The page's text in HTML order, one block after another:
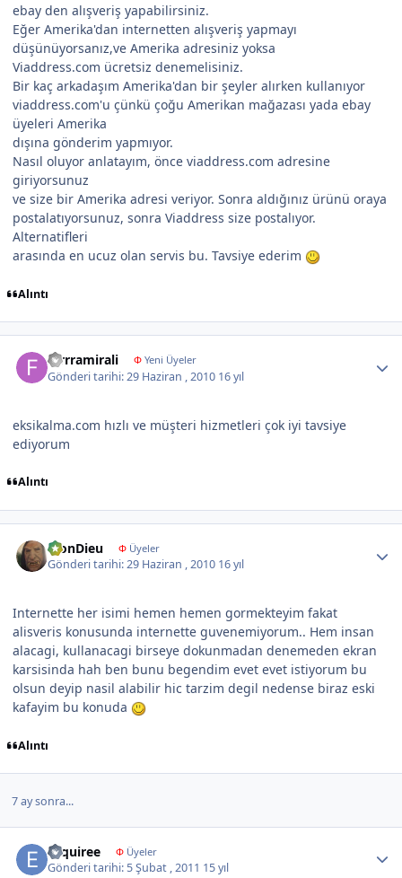
ebay den alışveriş yapabilirsiniz.
Eğer Amerika'dan internetten alışveriş yapmayı
düşünüyorsanız,ve Amerika adresiniz yoksa
Viaddress.com ücretsiz denemelisiniz.
Bir kaç arkadaşım Amerika'dan bir şeyler alırken kullanıyor
viaddress.com'u çünkü çoğu Amerikan mağazası yada ebay
üyeleri Amerika
dışına gönderim yapmıyor.
Nasıl oluyor anlatayım, önce viaddress.com adresine
giriyorsunuz
ve size bir Amerika adresi veriyor. Sonra aldığınız ürünü oraya
postalatıyorsunuz, sonra Viaddress size postalıyor.
Alternatifleri
arasında en ucuz olan servis bu. Tavsiye ederim
Alıntı
farrramirali ΦYeni Üyeler
Gönderi tarihi:29 Haziran , 2010 16 yıl
eksikalma.com hızlı ve müşteri hizmetleri çok iyi tavsiye
ediyorum
Alıntı
MonDieu ΦÜyeler
Gönderi tarihi:29 Haziran , 2010 16 yıl
Internette her isimi hemen hemen gormekteyim fakat
alisveris konusunda internette guvenemiyorum.. Hem insan
alacagi, kullanacagi birseye dokunmadan denemeden ekran
karsisinda hah ben bunu begendim evet evet istiyorum bu
olsun deyip nasil alabilir hic tarzim degil nedense biraz eski
kafayim bu konuda
Alıntı
7 ay sonra...
esquiree ΦÜyeler
Gönderi tarihi: 5 Şubat , 2011 15 yıl